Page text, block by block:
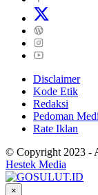
Disclaimer
Kode Etik
Redaksi
Pedoman
Rate Iklan
© Copyright 2023 -
Hestek Media
×